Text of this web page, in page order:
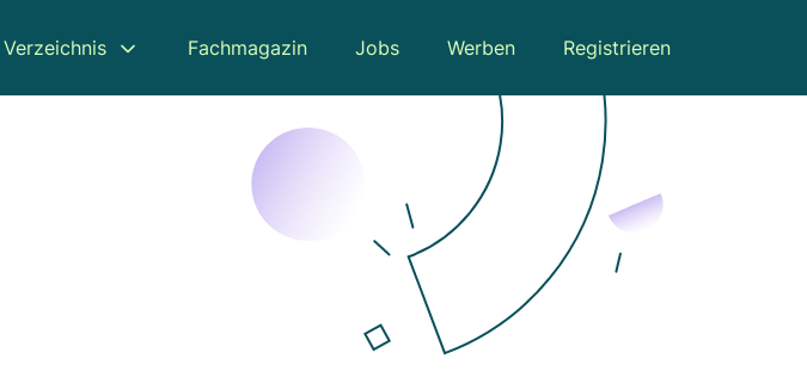
Verzeichnis Fachmagazin Jobs Werben Registrieren